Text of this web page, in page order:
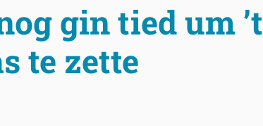
gin tied um ’t
te zette